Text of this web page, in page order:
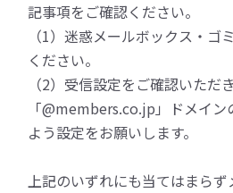
記事項をご確認ください。
（1）迷惑メールボックス・ゴ
ください。
（2）受信設定をご確認いただき
「@members.co.jp」ドメイ
よう設定をお願いします。
上記のいずれにも当てはまら